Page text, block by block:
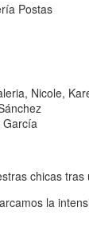
Postas
Nicole,
García
chicas
la